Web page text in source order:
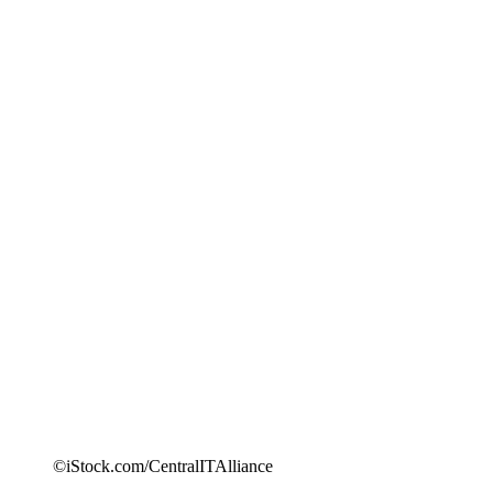
©iStock.com/CentralITAlliance